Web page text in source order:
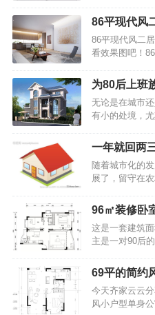
东人的做法，
室虽然是用来
都使用千篇一
就是好床，就…
害，全屋的设计
无限：睡在衣
房子的户型图
在刚购买之时
宅，创意无限
小户型并没有
计，既简单又
看。从…
86平现代风
展现出十足
86平现代风二
看效果图吧！
立面,跳跃明快
气，白色的吊
色为主，显得
抱枕、非常的
气，白色的吊
大的气场，白
代风二居室客
意客…
为80后上班
无论是在城市
有小的处境，
子，把父母、
难，所以不少
一来父母养老
老家把宅基地
的居所，那什
下面美墅住宅
墅，这栋自建
尚。灰白色的
一年就回两
房子吗
随着城市化的
展了，留守在
房，依旧想回
少人表示城市
受，在农村老
地或发展副业
面子。在外边
村里人都不知
为了老人。毕
又过不习惯。
96㎡装修卧
这是一套建筑
主是一对90后
个家以现代大
洁而又舒适的
装修案例分享
平面布置图96
69平的简约
今天齐家云云
风小户型单身